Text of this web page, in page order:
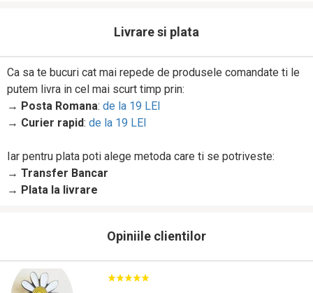
Livrare si plata
Ca sa te bucuri cat mai repede de produsele comandate ti le
putem livra in cel mai scurt timp prin:
→ Posta Romana: de la 19 LEI
→ Curier rapid: de la 19 LEI
Iar pentru plata poti alege metoda care ti se potriveste:
→ Transfer Bancar
→ Plata la livrare
Opiniile clientilor